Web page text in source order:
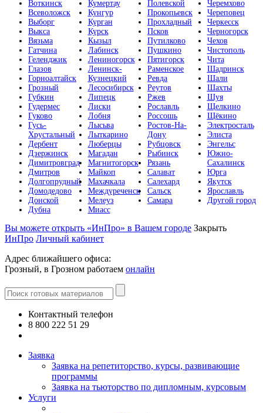
Воткинск
Всеволожск
Выборг
Выкса
Вязьма
Гатчина
Геленджик
Глазов
Горноалтайск
Грозный
Губкин
Гудермес
Гуково
Гусь-
Хрустальный
Дербент
Дзержинск
Димитровград
Дмитров
Долгопрудный
Домодедово
Донской
Дубна
Кумертау
Кунгур
Курган
Курск
Кызыл
Лабинск
Лениногорск
Ленинск-
Кузнецкий
Лесосибирск
Липецк
Лиски
Лобня
Лысьва
Лыткарино
Люберцы
Магадан
Магнитогорск
Майкоп
Махачкала
Междуреченск
Мелеуз
Миасс
Полевской
Прокопьевск
Прохладный
Псков
Путилково
Пушкино
Пятигорск
Раменское
Ревда
Реутов
Ржев
Рославль
Россошь
Ростов-На-
Дону
Рубцовск
Рыбинск
Рязань
Салават
Салехард
Сальск
Самара
Черемхово
Череповец
Черкесск
Черногорск
Чехов
Чистополь
Чита
Шадринск
Шали
Шахты
Шуя
Щелкино
Щёкино
Электросталь
Элиста
Энгельс
Южно-
Сахалинск
Юрга
Якутск
Ярославль
Другой город
Вы можете открыть «ИнПро» в Вашем городе Закрыть
ИнПро Личный кабинет
Адрес ближайшего офиса:
Грозный, в Грозном работаем онлайн
Контактный телефон
8 800 222 51 29
Заявка
Заявка на репетиторство, курсы, развивающие
программы
Заявка на тьюторство по дипломным, курсовым
Услуги